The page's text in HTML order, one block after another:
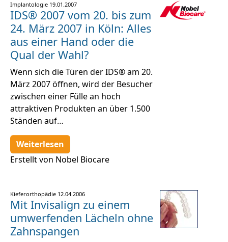
Implantologie 19.01.2007
IDS® 2007 vom 20. bis zum
24. März 2007 in Köln: Alles
aus einer Hand oder die
Qual der Wahl?
Wenn sich die Türen der IDS® am 20.
März 2007 öffnen, wird der Besucher
zwischen einer Fülle an hoch
attraktiven Produkten an über 1.500
Ständen auf…
Weiterlesen
Erstellt von Nobel Biocare
Kieferorthopädie 12.04.2006
Mit Invisalign zu einem
umwerfenden Lächeln ohne
Zahnspangen